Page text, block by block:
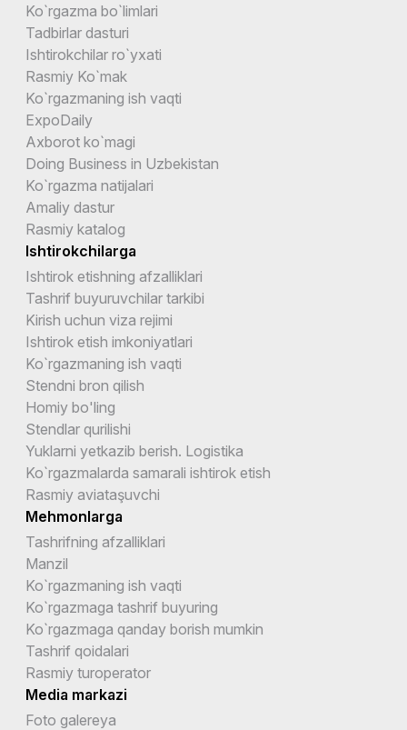
Ko`rgazma bo`limlari
Tadbirlar dasturi
Ishtirokchilar ro`yxati
Rasmiy Ko`mak
Ko`rgazmaning ish vaqti
ExpoDaily
Axborot ko`magi
Doing Business in Uzbekistan
Ko`rgazma natijalari
Amaliy dastur
Rasmiy katalog
Ishtirokchilarga
Ishtirok etishning afzalliklari
Tashrif buyuruvchilar tarkibi
Kirish uchun viza rejimi
Ishtirok etish imkoniyatlari
Ko`rgazmaning ish vaqti
Stendni bron qilish
Homiy bo'ling
Stendlar qurilishi
Yuklarni yetkazib berish. Logistika
Ko`rgazmalarda samarali ishtirok etish
Rasmiy aviataşuvchi
Mehmonlarga
Tashrifning afzalliklari
Manzil
Ko`rgazmaning ish vaqti
Ko`rgazmaga tashrif buyuring
Ko`rgazmaga qanday borish mumkin
Tashrif qoidalari
Rasmiy turoperator
Media markazi
Foto galereya